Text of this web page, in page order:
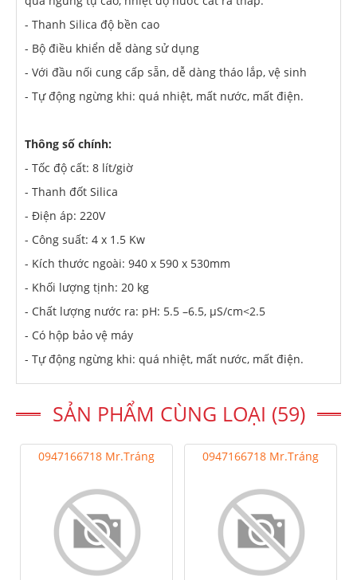
- Thanh Silica độ bền cao
- Bộ điều khiển dễ dàng sử dụng
- Với đầu nối cung cấp sẵn, dễ dàng tháo lắp, vệ sinh
- Tự động ngừng khi: quá nhiệt, mất nước, mất điện.
Thông số chính:
- Tốc độ cất: 8 lít/giờ
- Thanh đốt Silica
- Điện áp: 220V
- Công suất: 4 x 1.5 Kw
- Kích thước ngoài: 940 x 590 x 530mm
- Khối lượng tịnh: 20 kg
- Chất lượng nước ra: pH: 5.5 –6.5, μS/cm<2.5
- Có hộp bảo vệ máy
- Tự động ngừng khi: quá nhiệt, mất nước, mất điện.
SẢN PHẨM CÙNG LOẠI (59)
0947166718 Mr.Tráng 0947166718 Mr.Tráng